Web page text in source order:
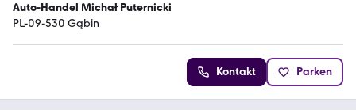
Auto-Handel Michał Puternicki
PL-09-530 Gąbin
Kontakt Parken